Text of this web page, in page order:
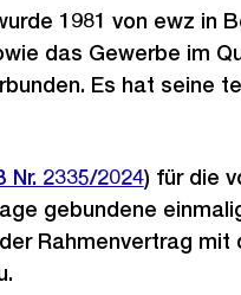
1981 von ewz in
das Gewerbe im
Es hat seine
Nr. 2335/2024) für die
gebundene
Rahmenvertrag